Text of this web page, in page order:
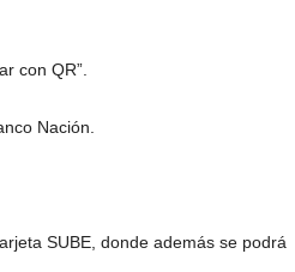
con QR”.
Nación.
SUBE, donde además se podrá